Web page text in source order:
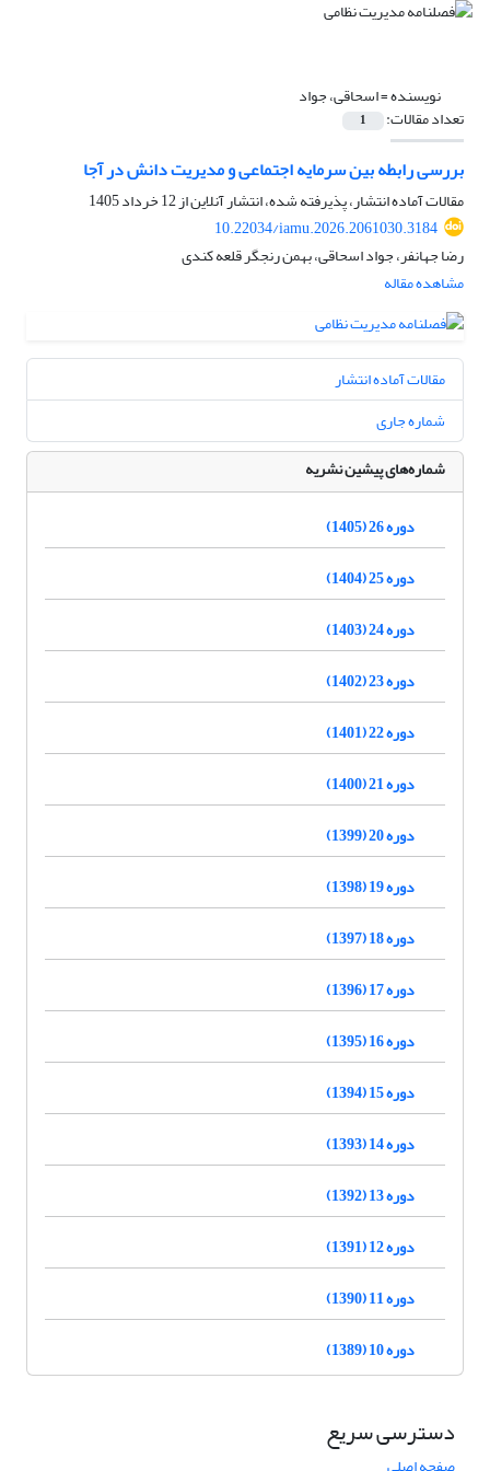
نویسنده =اسحاقی، جواد
تعداد مقالات: 1
بررسی رابطه بین سرمایه اجتماعی و مدیریت دانش در آجا
مقالات آماده انتشار، پذیرفته شده، انتشار آنلاین از12 خرداد 1405
10.22034/iamu.2026.2061030.3184
رضا جهانفر، جواد اسحاقی، بهمن رنجگر قلعه کندی
مشاهده مقاله
مقالات آماده انتشار
شماره جاری
شماره‌های پیشین نشریه
دوره 26 (1405)
دوره 25 (1404)
دوره 24 (1403)
دوره 23 (1402)
دوره 22 (1401)
دوره 21 (1400)
دوره 20 (1399)
دوره 19 (1398)
دوره 18 (1397)
دوره 17 (1396)
دوره 16 (1395)
دوره 15 (1394)
دوره 14 (1393)
دوره 13 (1392)
دوره 12 (1391)
دوره 11 (1390)
دوره 10 (1389)
دسترسی سریع